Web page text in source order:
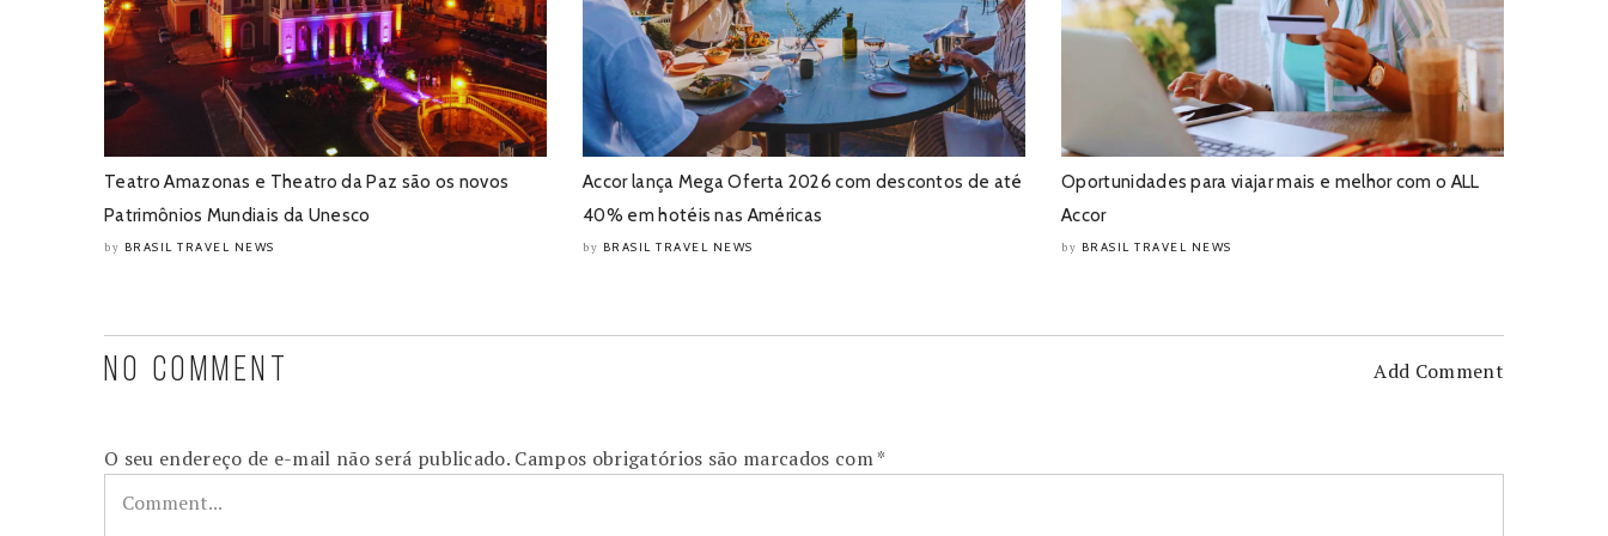
Teatro Amazonas e Theatro da Paz são os novos
Patrimônios Mundiais da Unesco
by BRASIL TRAVEL NEWS
Accor lança Mega Oferta 2026 com descontos de até
40% em hotéis nas Américas
by BRASIL TRAVEL NEWS
Oportunidades para viajar mais e melhor com o ALL
Accor
by BRASIL TRAVEL NEWS
NO COMMENT Add Comment
O seu endereço de e-mail não será publicado. Campos obrigatórios são marcados com*